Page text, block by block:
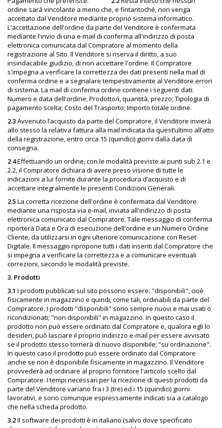
ordine sarà vincolante a meno che, e fintantoché, non venga
accettato dal Venditore mediante proprio sistema informatico.
L'accettazione dell'ordine da parte del Venditore è confermata
mediante l'invio di una e-mail di conferma all'indirizzo di posta
elettronica comunicata dal Compratore al momento della
registrazione al Sito. Il Venditore si riserva il diritto, a suo
insindacabile giudizio, di non accettare l'ordine. Il Compratore
s'impegna a verificare la correttezza dei dati presenti nella mail di
conferma ordine e a segnalare tempestivamente al Venditore errori
di sistema. La mail di conferma ordine contiene i seguenti dati:
Numero e data dell'ordine; Prodotto/i, quantità, prezzo; Tipologia di
pagamento scelta; Costo del Trasporto; Importo totale ordine.
2.3Avvenuto l’acquisto da parte del Compratore, il Venditore invierà
allo stesso la relativa fattura alla mail indicata da quest’ultimo all’atto
della registrazione, entro circa 15 (quindici) giorni dalla data di
consegna.
2.4Effettuando un ordine, con le modalità previste ai punti sub 2.1 e
2.2, il Compratore dichiara di avere preso visione di tutte le
indicazioni a lui fornite durante la procedura d’acquisto e di
accettare integralmente le presenti Condizioni Generali.
2.5La corretta ricezione dell'ordine è confermata dal Venditore
mediante una risposta via e-mail, inviata all'indirizzo di posta
elettronica comunicato dal Compratore. Tale messaggio di conferma
riporterà Data e Ora di esecuzione dell'ordine e un Numero Ordine
Cliente, da utilizzarsi in ogni ulteriore comunicazione con Reset
Digitale. Il messaggio ripropone tutti i dati inseriti dal Compratore che
si impegna a verificare la correttezza e a comunicare eventuali
correzioni, secondo le modalità previste.
3. Prodotti
3.1 I prodotti pubblicati sul sito possono essere: "disponibili", cioè
fisicamente in magazzino e quindi, come tali, ordinabili da parte del
Compratore. I prodotti "disponibili" sono sempre nuovi e mai usati o
ricondizionati; "non disponibili" in magazzino. In questo caso il
prodotto non può essere ordinato dal Compratore e, qualora egli lo
desideri, può lasciare il proprio indirizzo e-mail per essere avvisato
se il prodotto stesso tornerà di nuovo disponibile; “su ordinazione".
In questo caso il prodotto può essere ordinato dal Compratore
anche se non è disponibile fisicamente in magazzino. Il Venditore
provvederà ad ordinare al proprio fornitore l'articolo scelto dal
Compratore. I tempi necessari per la ricezione di questi prodotti da
parte del Venditore variano fra i 3 (tre) ed i 15 (quindici) giorni
lavorativi, e sono comunque espressamente indicati sia a catalogo
che nella scheda prodotto.
3.2Il software dei prodotti è in italiano (salvo dove specificato